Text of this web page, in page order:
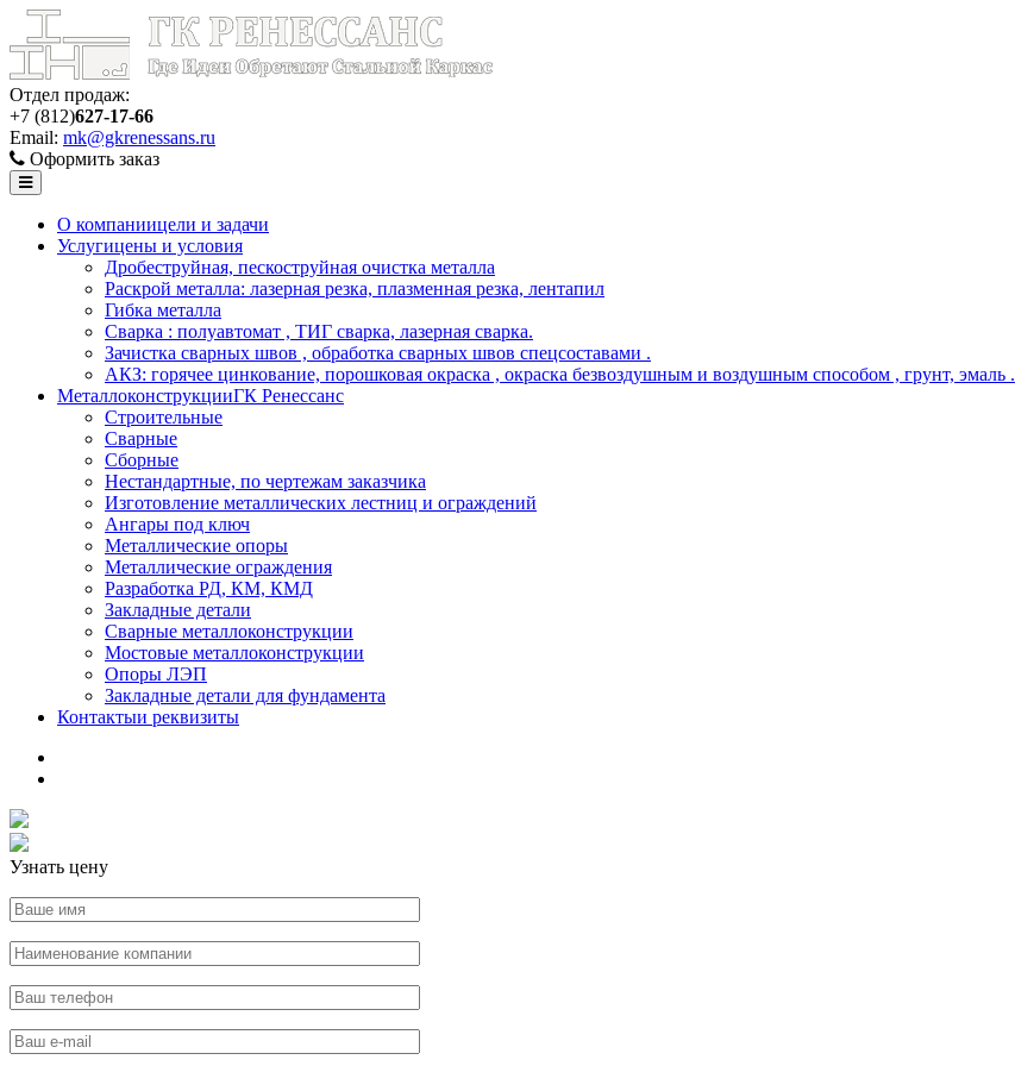
Отдел продаж:
+7 (812)627-17-66
Email: mk@gkrenessans.ru
Оформить заказ
О компаниицели и задачи
Услугицены и условия
Дробеструйная, пескоструйная очистка металла
Раскрой металла: лазерная резка, плазменная резка, лентапил
Гибка металла
Сварка : полуавтомат , ТИГ сварка, лазерная сварка.
Зачистка сварных швов , обработка сварных швов спецсоставами .
АКЗ: горячее цинкование, порошковая окраска , окраска безвоздушным и воздушным способом , грунт, эмаль .
МеталлоконструкцииГК Ренессанс
Строительные
Сварные
Сборные
Нестандартные, по чертежам заказчика
Изготовление металлических лестниц и ограждений
Ангары под ключ
Металлические опоры
Металлические ограждения
Разработка РД, КМ, КМД
Закладные детали
Сварные металлоконструкции
Мостовые металлоконструкции
Опоры ЛЭП
Закладные детали для фундамента
Контактыи реквизиты
Узнать цену